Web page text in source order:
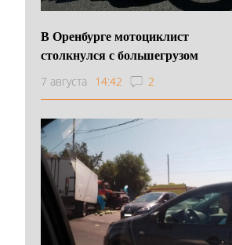
В Оренбурге мотоциклист
столкнулся с большегрузом
7 августа 14:42 2